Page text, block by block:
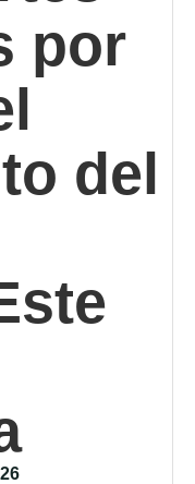
por
del